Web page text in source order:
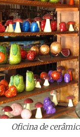
Oficina de